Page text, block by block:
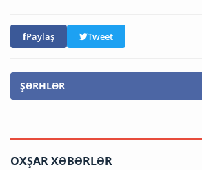
Paylaş Tweet
ŞƏRHLƏR
OXŞAR XƏBƏRLƏR